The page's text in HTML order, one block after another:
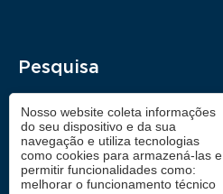
Pesquisa
Contato
Nosso website coleta informações
do seu dispositivo e da sua
navegação e utiliza tecnologias
como cookies para armazená-las e
permitir funcionalidades como:
melhorar o funcionamento técnico